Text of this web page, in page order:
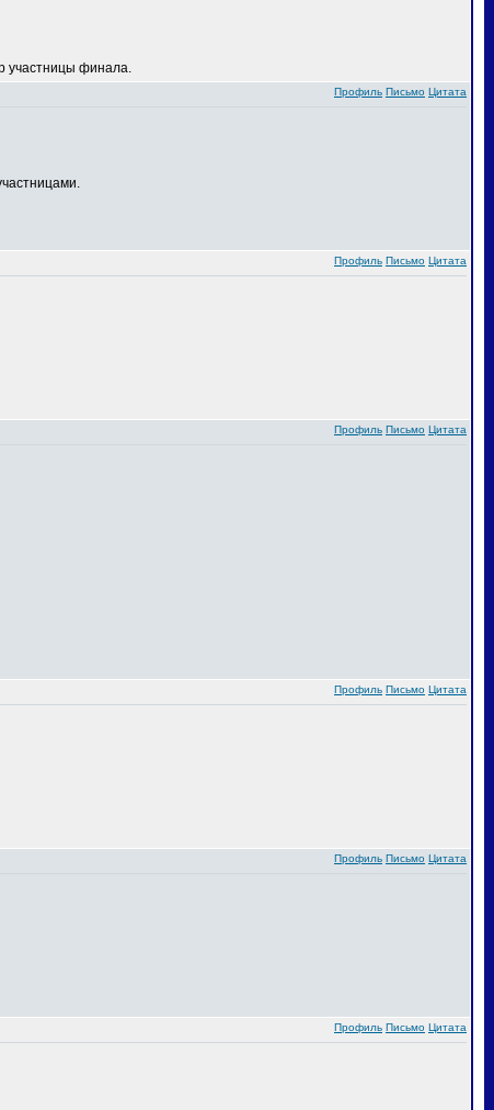
участницы финала.
Профиль Письмо Цитата
Профиль Письмо Цитата
Профиль Письмо Цитата
Профиль Письмо Цитата
Профиль Письмо Цитата
Профиль Письмо Цитата